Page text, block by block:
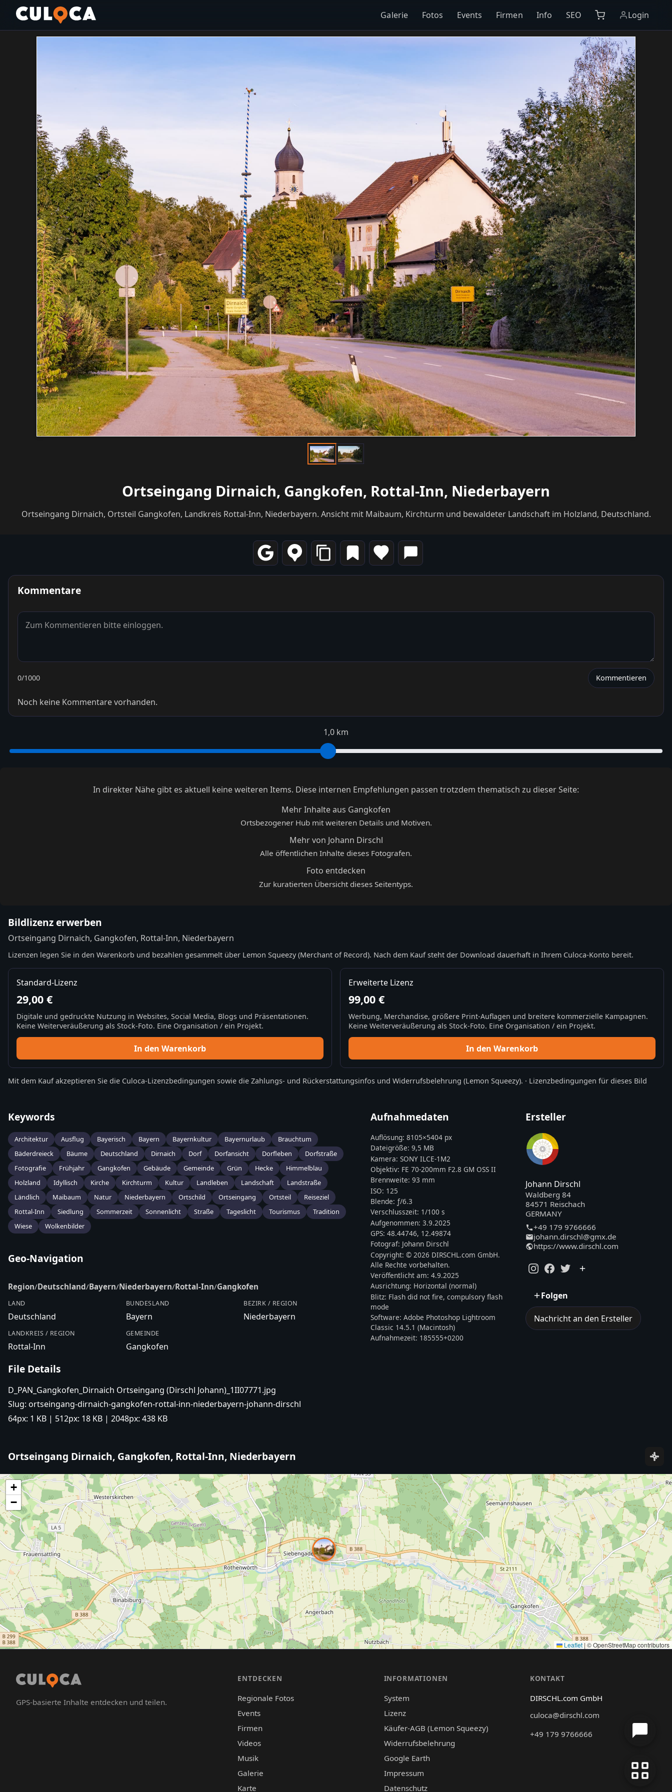
Galerie Fotos Events Firmen Info SEO Login
Ortseingang Dirnaich, Gangkofen, Rottal-Inn, Niederbayern
Ortseingang Dirnaich, Ortsteil Gangkofen, Landkreis Rottal-Inn, Niederbayern. Ansicht mit Maibaum, Kirchturm und bewaldeter Landschaft im Holzland, Deutschland.
Kommentare
0/1000 Kommentieren
Noch keine Kommentare vorhanden.
1,0 km
In direkter Nähe gibt es aktuell keine weiteren Items. Diese internen Empfehlungen passen trotzdem thematisch zu dieser Seite:
Mehr Inhalte aus Gangkofen
Ortsbezogener Hub mit weiteren Details und Motiven.
Mehr von Johann Dirschl
Alle öffentlichen Inhalte dieses Fotografen.
Foto entdecken
Zur kuratierten Übersicht dieses Seitentyps.
Bildlizenz erwerben
Ortseingang Dirnaich, Gangkofen, Rottal-Inn, Niederbayern
Lizenzen legen Sie in den Warenkorb und bezahlen gesammelt über Lemon Squeezy (Merchant of Record). Nach dem Kauf steht der Download dauerhaft in Ihrem Culoca-Konto bereit.
Standard-Lizenz
29,00 €
Digitale und gedruckte Nutzung in Websites, Social Media, Blogs und Präsentationen.
Keine Weiterveräußerung als Stock-Foto. Eine Organisation / ein Projekt.
In den Warenkorb
Erweiterte Lizenz
99,00 €
Werbung, Merchandise, größere Print-Auflagen und breitere kommerzielle Kampagnen.
Keine Weiterveräußerung als Stock-Foto. Eine Organisation / ein Projekt.
In den Warenkorb
Mit dem Kauf akzeptieren Sie die Culoca-Lizenzbedingungen sowie die Zahlungs- und Rückerstattungsinfos und Widerrufsbelehrung (Lemon Squeezy). · Lizenzbedingungen für dieses Bild
Keywords
Architektur Ausflug Bayerisch Bayern Bayernkultur Bayernurlaub
Brauchtum
Bäderdreieck
Bäume Deutschland Dirnaich Dorf Dorfansicht Dorfleben
Dorfstraße
Fotografie
Frühjahr Gangkofen Gebäude Gemeinde Grün Hecke
Himmelblau
Holzland
Idyllisch Kirche Kirchturm Kultur Landleben Landschaft
Landstraße
Ländlich
Maibaum Natur Niederbayern Ortschild Ortseingang Ortsteil
Reiseziel
Rottal-Inn
Siedlung Sommerzeit Sonnenlicht Straße Tageslicht Tourismus
Tradition
Wiese
Wolkenbilder
Geo-Navigation
Region/Deutschland/Bayern/Niederbayern/Rottal-Inn/Gangkofen
LAND
Deutschland
BUNDESLAND
Bayern
BEZIRK / REGION
Niederbayern
LANDKREIS / REGION
Rottal-Inn
GEMEINDE
Gangkofen
File Details
D_PAN_Gangkofen_Dirnaich Ortseingang (Dirschl Johann)_1II07771.jpg
Slug: ortseingang-dirnaich-gangkofen-rottal-inn-niederbayern-johann-dirschl
64px: 1 KB | 512px: 18 KB | 2048px: 438 KB
Aufnahmedaten
Auflösung:8105×5404 px
Dateigröße:9,5 MB
Kamera:SONY ILCE-1M2
Objektiv: FE 70-200mm F2.8 GM OSS II
Brennweite:93 mm
ISO: 125
Blende: ƒ/6.3
Verschlusszeit: 1/100 s
Aufgenommen:3.9.2025
GPS:48.44746, 12.49874
Fotograf: Johann Dirschl
Copyright:© 2026 DIRSCHL.com GmbH.
Alle Rechte vorbehalten.
Veröffentlicht am:4.9.2025
Ausrichtung: Horizontal (normal)
Blitz: Flash did not fire, compulsory flash
mode
Software:Adobe Photoshop Lightroom
Classic 14.5.1 (Macintosh)
Aufnahmezeit: 185555+0200
Ersteller
Johann Dirschl
Waldberg 84
84571 Reischach
GERMANY
+49 179 9766666
johann.dirschl@gmx.de
https://www.dirschl.com
Folgen
Nachricht an den Ersteller
Ortseingang Dirnaich, Gangkofen, Rottal-Inn, Niederbayern
+
−
Leaflet|© OpenStreetMap contributors
GPS-basierte Inhalte entdecken und teilen.
ENTDECKEN
Regionale Fotos
Events
Firmen
Videos
Musik
Galerie
Karte
INFORMATIONEN
System
Lizenz
Käufer-AGB (Lemon Squeezy)
Widerrufsbelehrung
Google Earth
Impressum
Datenschutz
KONTAKT
DIRSCHL.com GmbH
culoca@dirschl.com
+49 179 9766666